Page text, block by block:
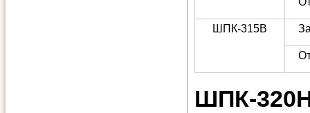
ШПК-315В
ШПК-